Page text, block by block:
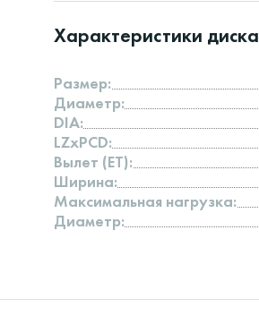
Характеристики диска
Размер:
Диаметр:
DIA:
LZxPCD:
Вылет (ET):
Ширина:
Максимальная нагрузка:
Диаметр: